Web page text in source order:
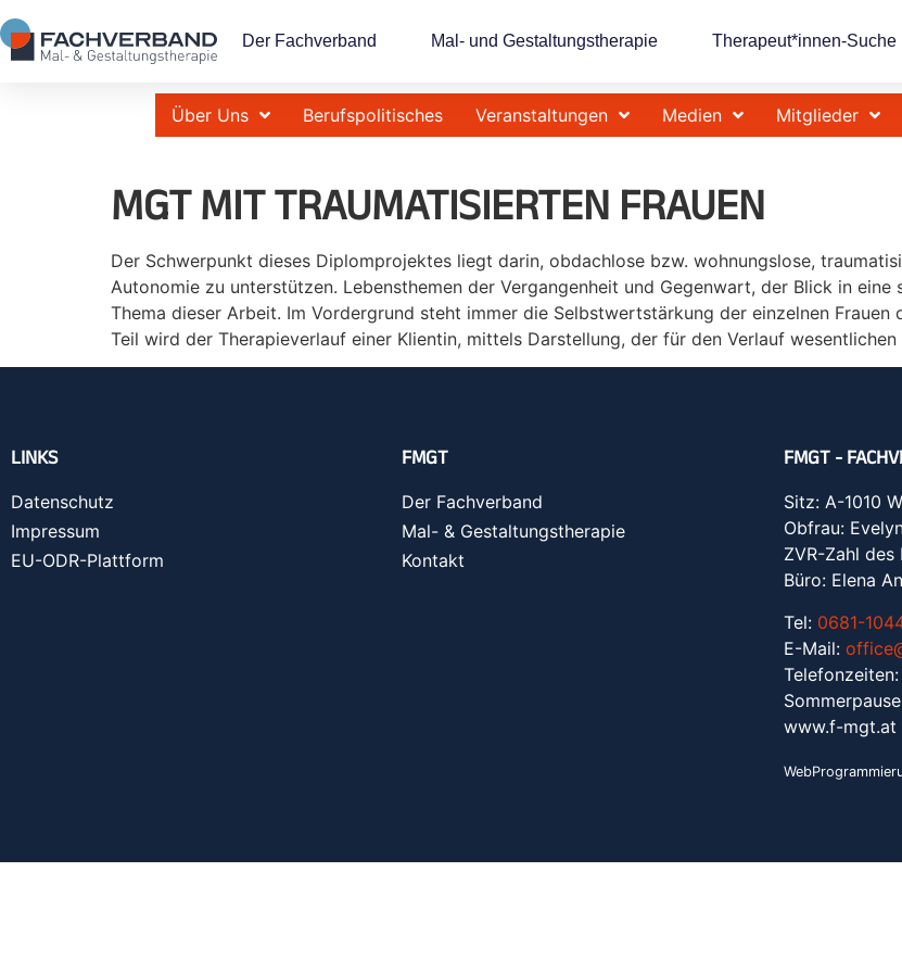
Der Fachverband Mal- und Gestaltungstherapie Therapeut*innen-Suche
Über Uns Berufspolitisches Veranstaltungen Medien Mitglieder
MGT MIT TRAUMATISIERTEN FRAUEN
Der Schwerpunkt dieses Diplomprojektes liegt darin, obdachlose bzw. wohnungslose,
Autonomie zu unterstützen. Lebensthemen der Vergangenheit und Gegenwart, der Blick in
Thema dieser Arbeit. Im Vordergrund steht immer die Selbstwertstärkung der einzelnen
Teil wird der Therapieverlauf einer Klientin, mittels Darstellung, der für den Verlauf wesentlichen
LINKS
Datenschutz
Impressum
EU-ODR-Plattform
FMGT
Der Fachverband
Mal- & Gestaltungstherapie
Kontakt
FMGT -
Sitz: A-1010
Obfrau:
ZVR-Zahl des
Büro: Elena
Tel: 0681-
E-Mail:
www.f-mgt.at